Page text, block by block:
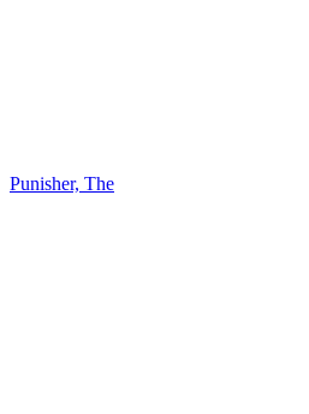
Punisher, The